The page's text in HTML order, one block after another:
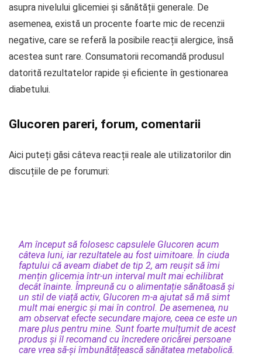
asupra nivelului glicemiei și sănătății generale. De
asemenea, există un procente foarte mic de recenzii
negative, care se referă la posibile reacții alergice, însă
acestea sunt rare. Consumatorii recomandă produsul
datorită rezultatelor rapide și eficiente în gestionarea
diabetului.
Glucoren pareri, forum, comentarii
Aici puteți găsi câteva reacții reale ale utilizatorilor din
discuțiile de pe forumuri:
Am început să folosesc capsulele Glucoren acum
câteva luni, iar rezultatele au fost uimitoare. În ciuda
faptului că aveam diabet de tip 2, am reușit să îmi
mențin glicemia într-un interval mult mai echilibrat
decât înainte. Împreună cu o alimentație sănătoasă și
un stil de viață activ, Glucoren m-a ajutat să mă simt
mult mai energic și mai în control. De asemenea, nu
am observat efecte secundare majore, ceea ce este un
mare plus pentru mine. Sunt foarte mulțumit de acest
produs și îl recomand cu încredere oricărei persoane
care vrea să-și îmbunătățească sănătatea metabolică.